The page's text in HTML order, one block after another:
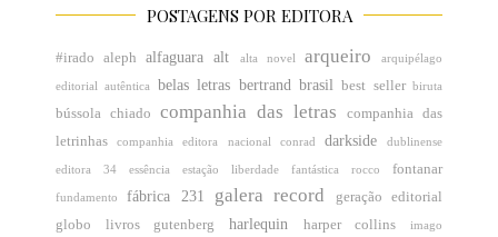
POSTAGENS POR EDITORA
#irado aleph alfaguara alt alta novel arqueiro arquipélago
editorial autêntica belas letras bertrand brasil best seller biruta
bússola chiado companhia das letras
companhia das
letrinhas
companhia editora nacional conrad darkside dublinense
editora 34 essência estação liberdade fantástica rocco fontanar
fundamento fábrica 231 galera record
geração editorial
globo livros
gutenberg harlequin harper collins imago